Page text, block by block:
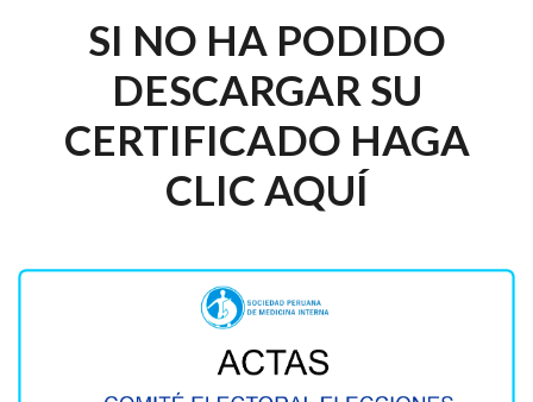
SI NO HA PODIDO
DESCARGAR SU
CERTIFICADO HAGA
CLIC AQUÍ